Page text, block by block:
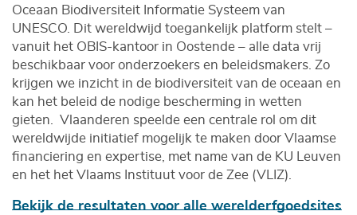
Oceaan Biodiversiteit Informatie Systeem van
UNESCO. Dit wereldwijd toegankelijk platform stelt –
vanuit het OBIS-kantoor in Oostende – alle data vrij
beschikbaar voor onderzoekers en beleidsmakers. Zo
krijgen we inzicht in de biodiversiteit van de oceaan en
kan het beleid de nodige bescherming in wetten
gieten. Vlaanderen speelde een centrale rol om dit
wereldwijde initiatief mogelijk te maken door Vlaamse
financiering en expertise, met name van de KU Leuven
en het het Vlaams Instituut voor de Zee (VLIZ).
Bekijk de resultaten voor alle werelderfgoedsites